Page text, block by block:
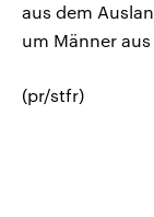
aus dem
um Männer
(pr/stfr)